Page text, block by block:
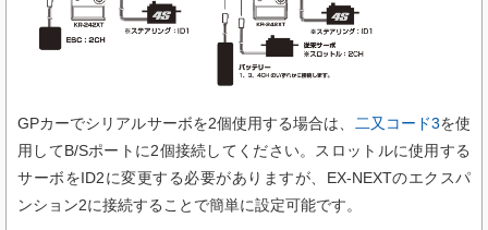
GPカーでシリアルサーボを2個使用する場合は、 二又コード3を使
用してB/Sポートに2個接続してください。スロットルに使用する
サーボをID2に変更する必要がありますが、EX-NEXTのエクスパ
ンション2に接続することで簡単に設定可能です。